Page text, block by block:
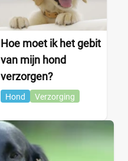
(0)
Hoe moet ik het gebit
van mijn hond
verzorgen?
Hond Verzorging